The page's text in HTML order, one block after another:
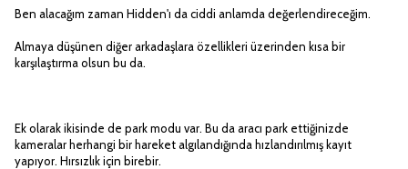
Ben alacağım zaman Hidden'ı da ciddi anlamda değerlendireceğim.
Almaya düşünen diğer arkadaşlara özellikleri üzerinden kısa bir
karşılaştırma olsun bu da.
Ek olarak ikisinde de park modu var. Bu da aracı park ettiğinizde
kameralar herhangi bir hareket algılandığında hızlandırılmış kayıt
yapıyor. Hırsızlık için birebir.